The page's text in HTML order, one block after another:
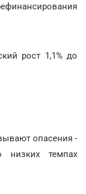
рост 1,1% до
опасения -
низких темпах